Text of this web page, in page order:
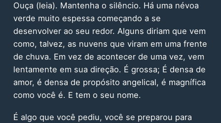
Ouça (leia). Mantenha o silêncio. Há uma névoa
verde muito espessa começando a se
desenvolver ao seu redor. Alguns diriam que vem
como, talvez, as nuvens que viram em uma frente
de chuva. Em vez de acontecer de uma vez, vem
lentamente em sua direção. É grossa; É densa de
amor, é densa de propósito angelical, é magnífica
como você é. E tem o seu nome.
É algo que você pediu, você se preparou para